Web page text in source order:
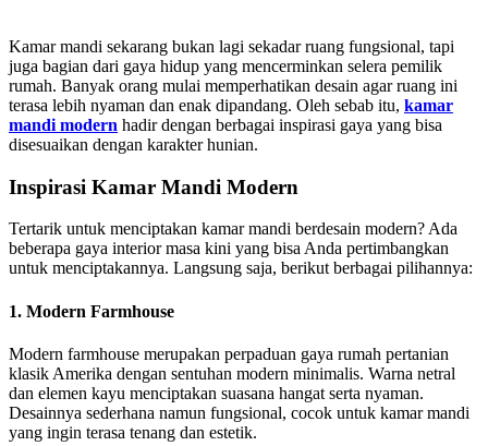
Kamar mandi sekarang bukan lagi sekadar ruang fungsional, tapi
juga bagian dari gaya hidup yang mencerminkan selera pemilik
rumah. Banyak orang mulai memperhatikan desain agar ruang ini
terasa lebih nyaman dan enak dipandang. Oleh sebab itu, kamar
mandi modern hadir dengan berbagai inspirasi gaya yang bisa
disesuaikan dengan karakter hunian.
Inspirasi Kamar Mandi Modern
Tertarik untuk menciptakan kamar mandi berdesain modern? Ada
beberapa gaya interior masa kini yang bisa Anda pertimbangkan
untuk menciptakannya. Langsung saja, berikut berbagai pilihannya:
1. Modern Farmhouse
Modern farmhouse merupakan perpaduan gaya rumah pertanian
klasik Amerika dengan sentuhan modern minimalis. Warna netral
dan elemen kayu menciptakan suasana hangat serta nyaman.
Desainnya sederhana namun fungsional, cocok untuk kamar mandi
yang ingin terasa tenang dan estetik.